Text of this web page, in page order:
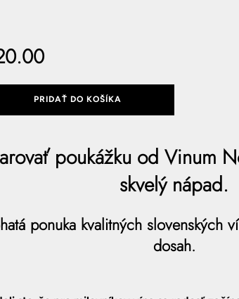
PRIDAŤ DO KOŠÍKA
poukážku od Vinum
skvelý nápad.
ponuka kvalitných slovenských
dosah.